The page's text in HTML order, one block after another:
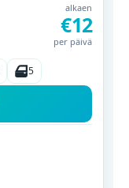
alkaen
€12
per päivä
5